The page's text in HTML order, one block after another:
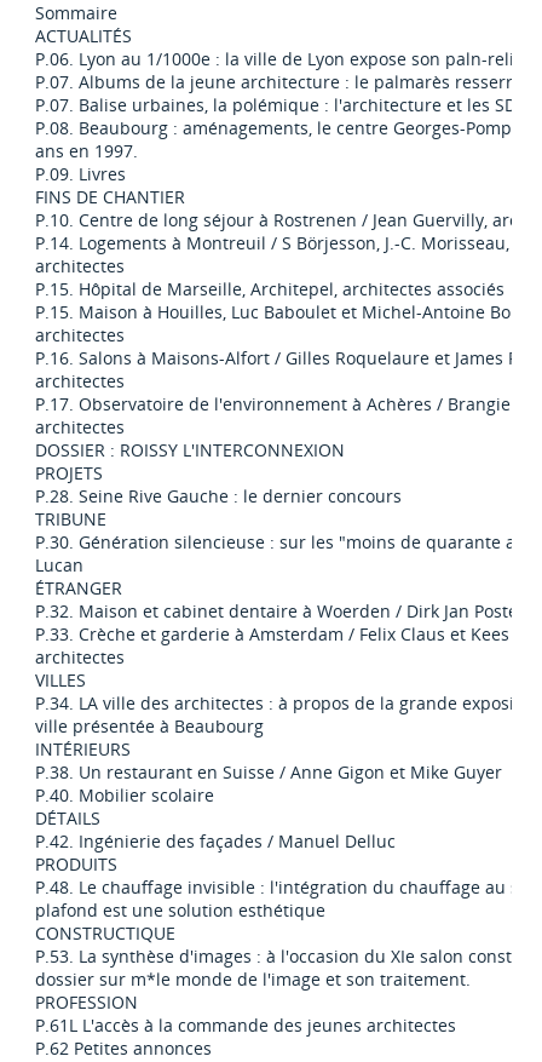
Sommaire
ACTUALITÉS
P.06. Lyon au 1/1000e : la ville de Lyon expose son paln-relief
P.07. Albums de la jeune architecture : le palmarès resserré
P.07. Balise urbaines, la polémique : l'architecture et les SDF
P.08. Beaubourg : aménagements, le centre Georges-
ans en 1997.
P.09. Livres
FINS DE CHANTIER
P.10. Centre de long séjour à Rostrenen / Jean Guervilly,
P.14. Logements à Montreuil / S Börjesson, J.-C. Morisseau,
architectes
P.15. Hôpital de Marseille, Architepel, architectes associés
P.15. Maison à Houilles, Luc Baboulet et Michel-Antoine
architectes
P.16. Salons à Maisons-Alfort / Gilles Roquelaure et James
architectes
P.17. Observatoire de l'environnement à Achères / Brangier
architectes
DOSSIER : ROISSY L'INTERCONNEXION
PROJETS
P.28. Seine Rive Gauche : le dernier concours
TRIBUNE
P.30. Génération silencieuse : sur les "moins de quarante
Lucan
ÉTRANGER
P.32. Maison et cabinet dentaire à Woerden / Dirk Jan Postel,
P.33. Crèche et garderie à Amsterdam / Felix Claus et Kees
architectes
VILLES
P.34. LA ville des architectes : à propos de la grande
ville présentée à Beaubourg
INTÉRIEURS
P.38. Un restaurant en Suisse / Anne Gigon et Mike Guyer
P.40. Mobilier scolaire
DÉTAILS
P.42. Ingénierie des façades / Manuel Delluc
PRODUITS
P.48. Le chauffage invisible : l'intégration du chauffage au sol
plafond est une solution esthétique
CONSTRUCTIQUE
P.53. La synthèse d'images : à l'occasion du XIe salon
dossier sur m*le monde de l'image et son traitement.
PROFESSION
P.61L L'accès à la commande des jeunes architectes
P.62 Petites annonces